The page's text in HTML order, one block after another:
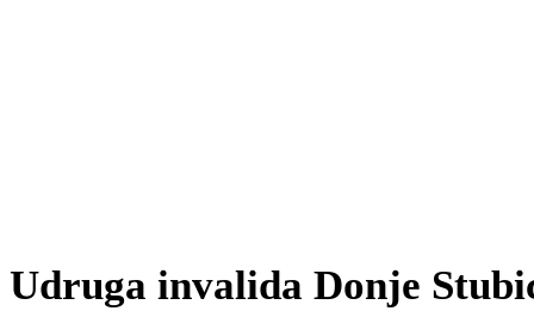
Udruga invalida Donje